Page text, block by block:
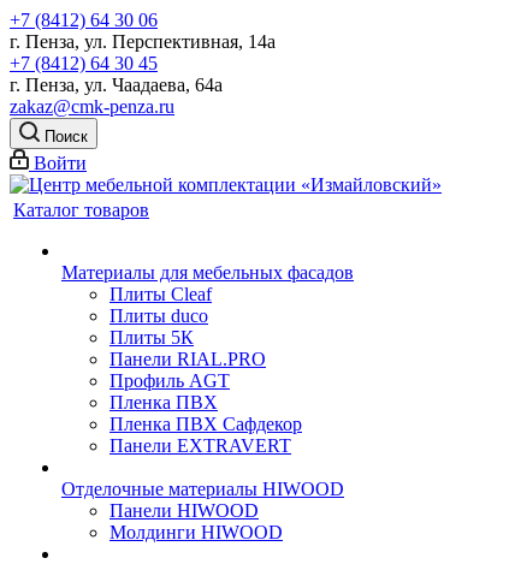
+7 (8412) 64 30 06
г. Пенза, ул. Перспективная, 14а
+7 (8412) 64 30 45
г. Пенза, ул. Чаадаева, 64а
zakaz@cmk-penza.ru
Поиск
Войти
Каталог товаров
Материалы для мебельных фасадов
Плиты Cleaf
Плиты duco
Плиты 5К
Панели RIAL.PRO
Профиль AGT
Пленка ПВХ
Пленка ПВХ Сафдекор
Панели EXTRAVERT
Отделочные материалы HIWOOD
Панели HIWOOD
Молдинги HIWOOD